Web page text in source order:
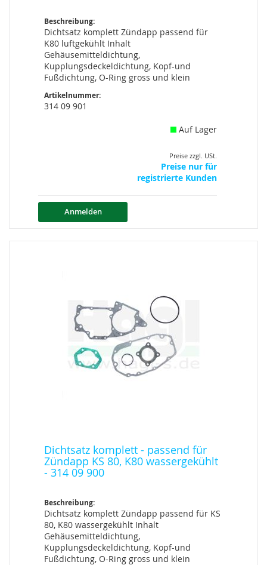
Beschreibung:
Dichtsatz komplett Zündapp passend für
K80 luftgekühlt Inhalt
Gehäusemitteldichtung,
Kupplungsdeckeldichtung, Kopf-und
Fußdichtung, O-Ring gross und klein
Artikelnummer:
314 09 901
Auf Lager
Preise zzgl. USt.
Preise nur für
registrierte Kunden
Anmelden
Dichtsatz komplett - passend für
Zündapp KS 80, K80 wassergekühlt
- 314 09 900
Beschreibung:
Dichtsatz komplett Zündapp passend für KS
80, K80 wassergekühlt Inhalt
Gehäusemitteldichtung,
Kupplungsdeckeldichtung, Kopf-und
Fußdichtung, O-Ring gross und klein